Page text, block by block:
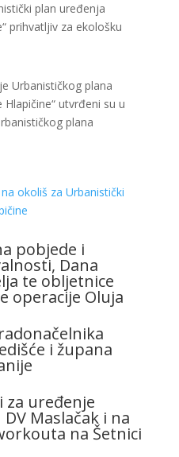
plan uređenja
prihvatljiv za ekološku
Urbanističkog plana
utvrđeni su u
plana
okoliš za Urbanistički
pobjede i
Dana
te obljetnice
operacije Oluja
i župana
za uređenje
Maslačak i na
na Šetnici